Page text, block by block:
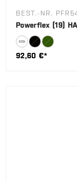
BEST.-NR.
Powerflex (19)
92,60 €*